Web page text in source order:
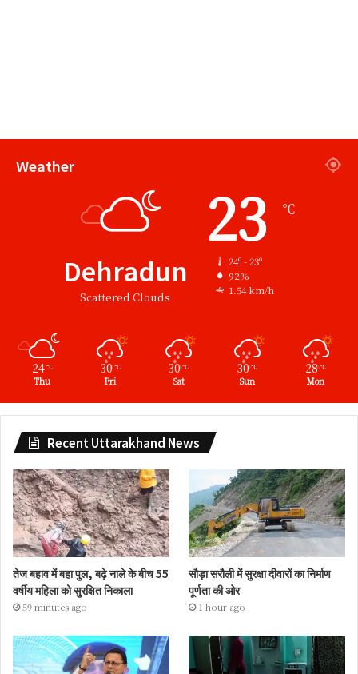
Weather
Dehradun
Scattered Clouds
23 ℃
24º - 23º
92%
1.54 km/h
24 ℃
Thu
30 ℃
Fri
30℃
Sat
30℃
Sun
28℃
Mon
Recent Uttarakhand News
तेज बहाव में बहा पुल, बढ़े नाले के बीच 55
वर्षीय महिला को सुरक्षित निकाला
59 minutes ago
सौड़ा सरौली में सुरक्षा दीवारों का निर्माण
पूर्णता की ओर
1 hour ago